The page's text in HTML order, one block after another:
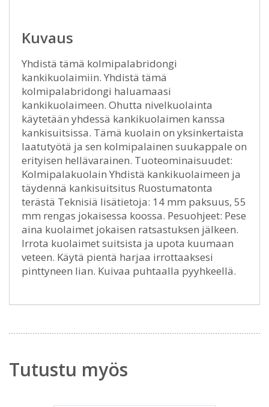
Kuvaus
Yhdistä tämä kolmipalabridongi
kankikuolaimiin. Yhdistä tämä
kolmipalabridongi haluamaasi
kankikuolaimeen. Ohutta nivelkuolainta
käytetään yhdessä kankikuolaimen kanssa
kankisuitsissa. Tämä kuolain on yksinkertaista
laatutyötä ja sen kolmipalainen suukappale on
erityisen hellävarainen. Tuoteominaisuudet:
Kolmipalakuolain Yhdistä kankikuolaimeen ja
täydennä kankisuitsitus Ruostumatonta
terästä Teknisiä lisätietoja: 14 mm paksuus, 55
mm rengas jokaisessa koossa. Pesuohjeet: Pese
aina kuolaimet jokaisen ratsastuksen jälkeen.
Irrota kuolaimet suitsista ja upota kuumaan
veteen. Käytä pientä harjaa irrottaaksesi
pinttyneen lian. Kuivaa puhtaalla pyyhkeellä.
Tutustu myös